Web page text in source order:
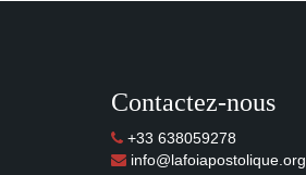
Contactez-nous
+33 638059278
info@lafoiapostolique.org